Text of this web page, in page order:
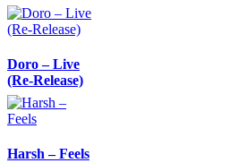
Doro – Live
(Re-Release)
Harsh – Feels